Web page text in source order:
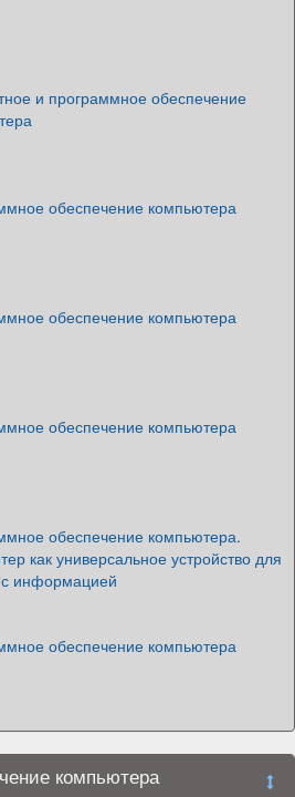
и программное обеспечение
обеспечение компьютера
обеспечение компьютера
обеспечение компьютера
обеспечение компьютера.
как универсальное устройство для
информацией
обеспечение компьютера
компьютера